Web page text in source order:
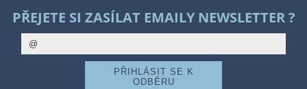
PŘEJETE SI ZASÍLAT EMAILY NEWSLETTER ?